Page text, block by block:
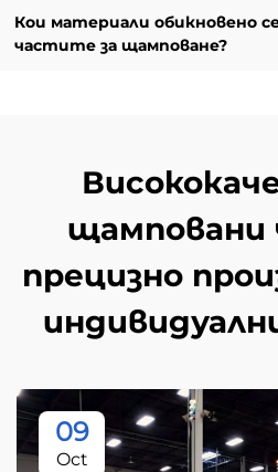
Кои материали обикновено
частите за щамповане?
щамповани
прецизно
09
Oct